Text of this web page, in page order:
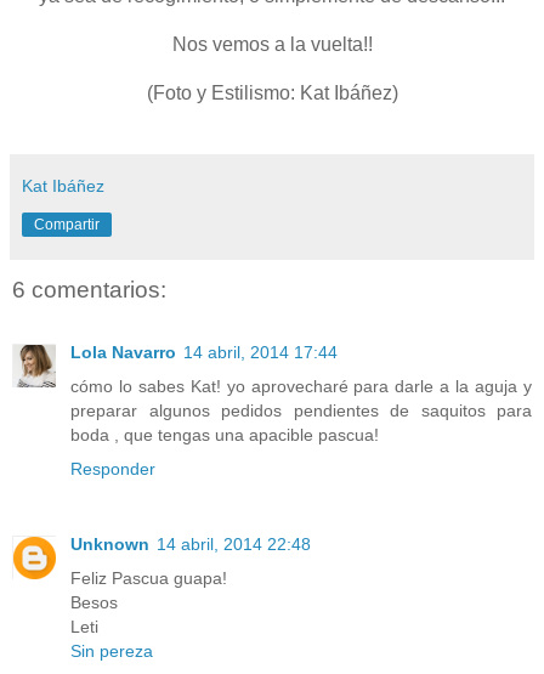
Nos vemos a la vuelta!!
(Foto y Estilismo: Kat Ibáñez)
Kat Ibáñez
Compartir
6 comentarios:
Lola Navarro 14 abril, 2014 17:44
cómo lo sabes Kat! yo aprovecharé para darle a la aguja y
preparar algunos pedidos pendientes de saquitos para
boda , que tengas una apacible pascua!
Responder
Unknown 14 abril, 2014 22:48
Feliz Pascua guapa!
Besos
Leti
Sin pereza